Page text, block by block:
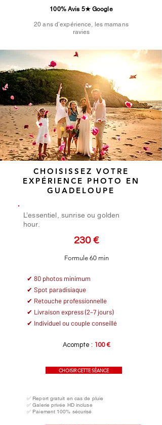
100% Avis 5★ Google
20 ans d’expérience, les mamans
ravies
CHOISISSEZ VOTRE
EXPÉRIENCE PHOTO EN
GUADELOUPE
L’essentiel, sunrise ou golden
hour.
230 €
Formule 60 min
✔ 80 photos minimum
✔ Spot paradisiaque
✔ Retouche professionnelle
✔ Livraison express (2–7 jours)
✔ Individuel ou couple conseillé
Acompte : 100 €
CHOISIR CETTE SÉANCE
✅ Report gratuit en cas de pluie
✅ Galerie privée HD incluse
✅ Paiement 100% sécurisé